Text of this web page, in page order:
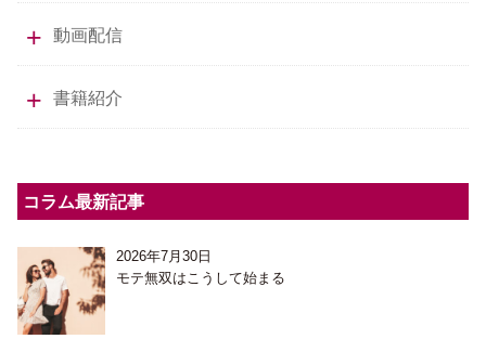
動画配信
書籍紹介
コラム最新記事
2026年7月30日
モテ無双はこうして始まる